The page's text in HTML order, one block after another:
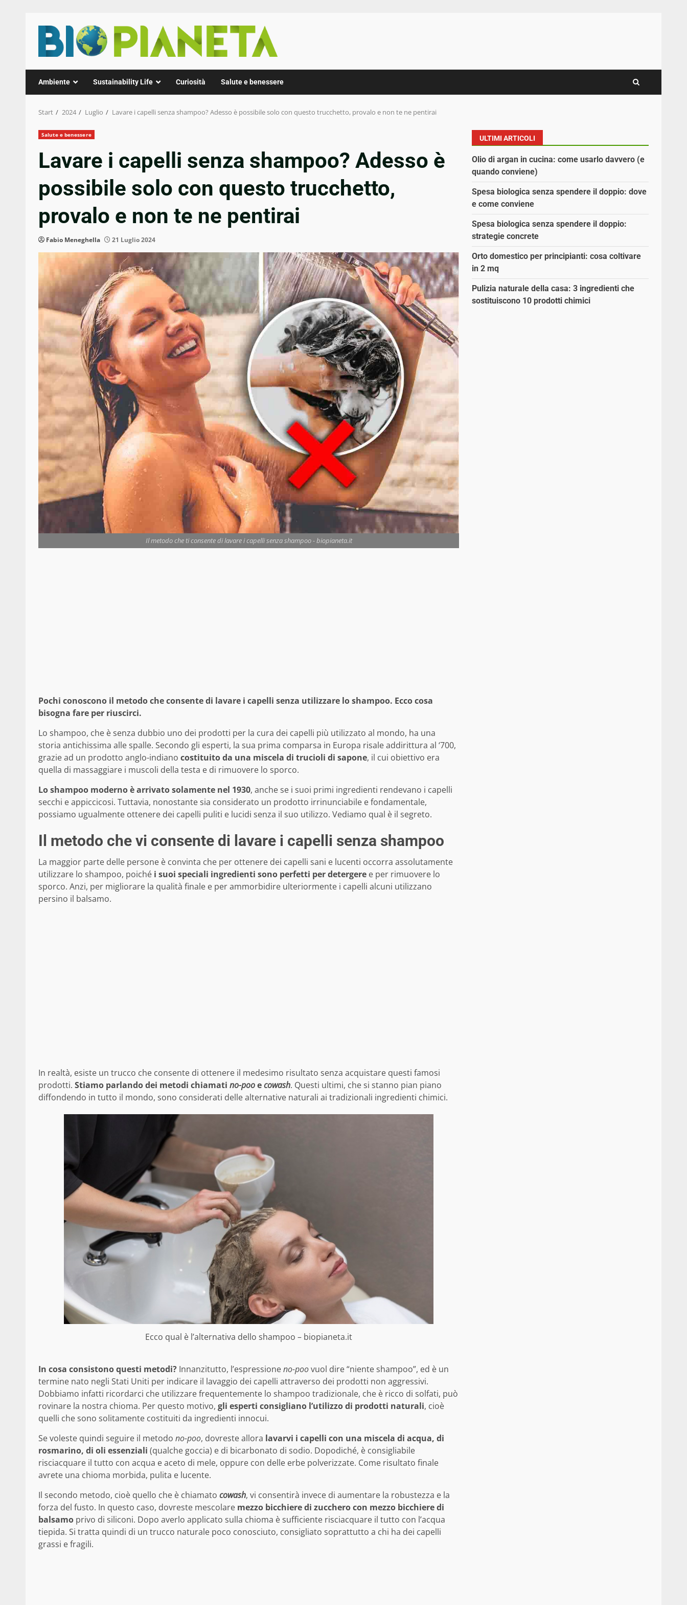
Inhalt
springen
Ambiente Sustainability Life Curiosità Salute e benessere
Start 2024 Luglio Lavare i capelli senza shampoo? Adesso è possibile solo con questo trucchetto, provalo e non te ne pentirai
Salute e benessere
Lavare i capelli senza shampoo? Adesso è
possibile solo con questo trucchetto,
provalo e non te ne pentirai
Fabio Meneghella 21 Luglio 2024
Il metodo che ti consente di lavare i capelli senza shampoo - biopianeta.it
Pochi conoscono il metodo che consente di lavare i capelli senza utilizzare lo shampoo. Ecco cosa
bisogna fare per riuscirci.
Lo shampoo, che è senza dubbio uno dei prodotti per la cura dei capelli più utilizzato al mondo, ha una
storia antichissima alle spalle. Secondo gli esperti, la sua prima comparsa in Europa risale addirittura al ‘700,
grazie ad un prodotto anglo-indiano costituito da una miscela di trucioli di sapone, il cui obiettivo era
quella di massaggiare i muscoli della testa e di rimuovere lo sporco.
Lo shampoo moderno è arrivato solamente nel 1930, anche se i suoi primi ingredienti rendevano i capelli
secchi e appiccicosi. Tuttavia, nonostante sia considerato un prodotto irrinunciabile e fondamentale,
possiamo ugualmente ottenere dei capelli puliti e lucidi senza il suo utilizzo. Vediamo qual è il segreto.
Il metodo che vi consente di lavare i capelli senza shampoo
La maggior parte delle persone è convinta che per ottenere dei capelli sani e lucenti occorra assolutamente
utilizzare lo shampoo, poiché i suoi speciali ingredienti sono perfetti per detergere e per rimuovere lo
sporco. Anzi, per migliorare la qualità finale e per ammorbidire ulteriormente i capelli alcuni utilizzano
persino il balsamo.
In realtà, esiste un trucco che consente di ottenere il medesimo risultato senza acquistare questi famosi
prodotti. Stiamo parlando dei metodi chiamati no-pooecowash. Questi ultimi, che si stanno pian piano
diffondendo in tutto il mondo, sono considerati delle alternative naturali ai tradizionali ingredienti chimici.
Ecco qual è l’alternativa dello shampoo – biopianeta.it
In cosa consistono questi metodi? Innanzitutto, l’espressioneno-poovuol dire “niente shampoo”, ed è un
termine nato negli Stati Uniti per indicare il lavaggio dei capelli attraverso dei prodotti non aggressivi.
Dobbiamo infatti ricordarci che utilizzare frequentemente lo shampoo tradizionale, che è ricco di solfati, può
rovinare la nostra chioma. Per questo motivo, gli esperti consigliano l’utilizzo di prodotti naturali, cioè
quelli che sono solitamente costituiti da ingredienti innocui.
Se voleste quindi seguire il metodo no-poo, dovreste allora lavarvi i capelli con una miscela di acqua, di
rosmarino, di oli essenziali (qualche goccia) e di bicarbonato di sodio. Dopodiché, è consigliabile
risciacquare il tutto con acqua e aceto di mele, oppure con delle erbe polverizzate. Come risultato finale
avrete una chioma morbida, pulita e lucente.
Il secondo metodo, cioè quello che è chiamato cowash, vi consentirà invece di aumentare la robustezza e la
forza del fusto. In questo caso, dovreste mescolare mezzo bicchiere di zucchero con mezzo bicchiere di
balsamo privo di siliconi. Dopo averlo applicato sulla chioma è sufficiente risciacquare il tutto con l’acqua
tiepida. Si tratta quindi di un trucco naturale poco conosciuto, consigliato soprattutto a chi ha dei capelli
grassi e fragili.
ULTIMI ARTICOLI
Olio di argan in cucina: come usarlo davvero (e
quando conviene)
Spesa biologica senza spendere il doppio: dove
e come conviene
Spesa biologica senza spendere il doppio:
strategie concrete
Orto domestico per principianti: cosa coltivare
in 2 mq
Pulizia naturale della casa: 3 ingredienti che
sostituiscono 10 prodotti chimici